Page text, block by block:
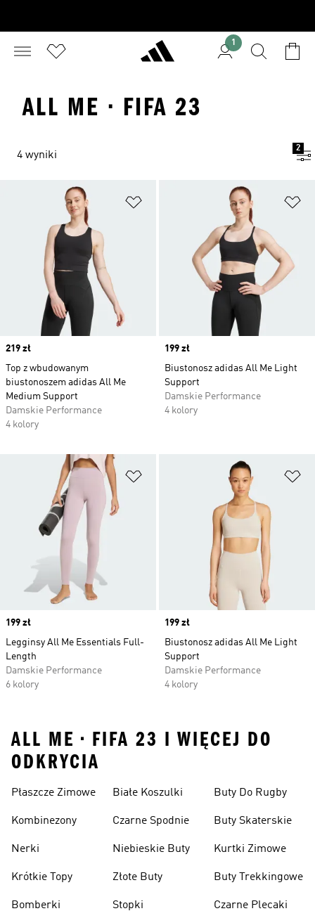
1
ALL ME · FIFA 23
4 wyniki
2
Dodaj do listy życzeń
Price
219 zł
Top z wbudowanym
biustonoszem adidas All Me
Medium Support
Damskie Performance
4 kolory
Price
199 zł
Biustonosz adidas All Me Light
Support
Damskie Performance
4 kolory
Dodaj do listy życzeń
Price
199 zł
Legginsy All Me Essentials Full-
Length
Damskie Performance
6 kolory
Price
199 zł
Biustonosz adidas All Me Light
Support
Damskie Performance
4 kolory
ALL ME • FIFA 23 I WIĘCEJ DO
ODKRYCIA
Płaszcze Zimowe
Kombinezony
Nerki
Krótkie Topy
Bomberki
Białe Koszulki
Czarne Spodnie
Niebieskie Buty
Złote Buty
Stopki
Buty Do Rugby
Buty Skaterskie
Kurtki Zimowe
Buty Trekkingowe
Czarne Plecaki